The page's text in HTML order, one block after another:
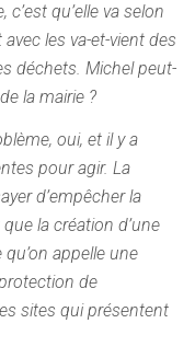
qu’elle va selon
les va-et-vient des
déchets. Michel peut-
la mairie ?
oui, et il y a
pour agir. La
d’empêcher la
la création d’une
appelle une
de
sites qui présentent